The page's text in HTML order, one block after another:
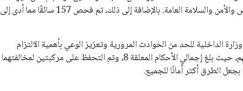
قانوني، فضلًا عن مخالفات تتعلق بشروط التراخيص والأمن والسلامة العامة. بالإضافة إلى ذلك، تم فحص 157 سائقًا مما أدى إلى
الداخلية للحد من الحوادث المرورية وتعزيز الوعي بأهمية الالتزام
بالقوانين. كما تم القبض على عدد من المحكوم عليهم، حيث بلغ إجمالي الأحكام المعلقة 8، وتم التحفظ على مركبتين لمخالفتهما
الطرق أكثر أمانًا للجميع.